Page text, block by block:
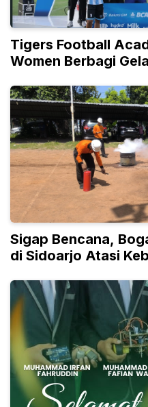
Tigers Football
Women Berbagi
Sigap Bencana,
di Sidoarjo Atasi